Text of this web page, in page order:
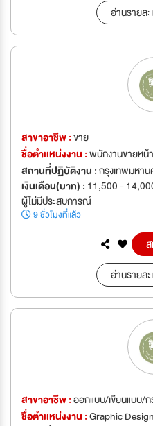
อ่านรายล
สาขาอาชีพ :ขาย
ชื่อตำเเหน่งงาน :พนักงานขายหน้
สถานที่ปฏิบัติงาน :กรุงเทพมหาน
เงินเดือน(บาท) : 11,500 -
ผู้ไม่มีประสบการณ์
9 ชั่วโมงที่แล้ว
อ่านรายล
สาขาอาชีพ :ออกแบบ/เขียนแบบ/
ชื่อตำเเหน่งงาน :Graphic